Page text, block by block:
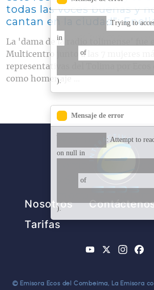
: Trying to
in
of
).
Mensaje de error
: Attempt to
on null in
of
).
todas las voces buenas y
cantan en la ciudad”:
La 'dama de la radio tolimense' fue
Multicentro junto a las 7 mujeres
representativas del Tolima por Ecos
como homenaje ...
Nosotros
Tarifas
YouTube
X
© Emisora Ecos del Combeima, La Emisora